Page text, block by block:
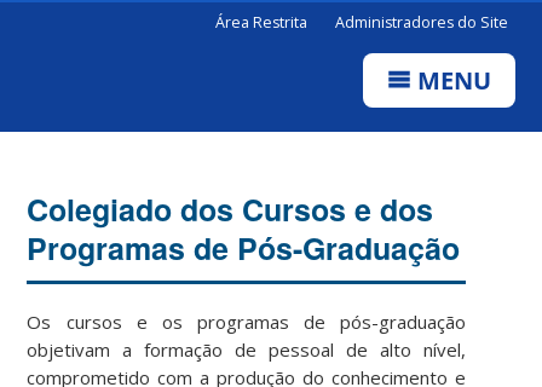
Área Restrita Administradores do Site
MENU
Colegiado dos Cursos e dos
Programas de Pós-Graduação
Os cursos e os programas de pós-graduação
objetivam a formação de pessoal de alto nível,
comprometido com a produção do conhecimento e